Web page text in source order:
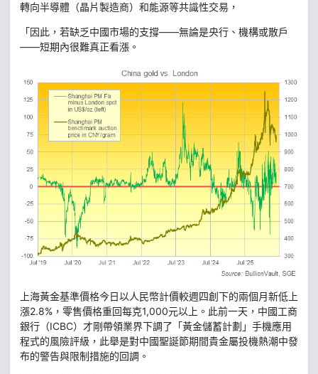
轉向半導體（晶片製造商）和能源等共識性交易，
「因此，若缺乏中國市場的支撐——無論是央行、機構或散戶
——短期內很難真正看漲。
上海黃金基準價格今日以人民幣計價較週四創下的兩個月新低上
漲2.8%，零售價格重回每克1,000元以上。此前一天，中國工商
銀行（ICBC）才剛帶領業界下調了「黃金儲蓄計劃」手機應用
程式的風險評級，此舉是對中國聖誕節期間貴金屬投機熱潮中發
布的警告與限制措施的回調。